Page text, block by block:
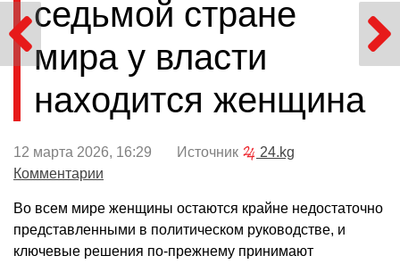
седьмой стране
мира у власти
находится женщина
12 марта 2026, 16:29 Источник
24.kg
Комментарии
Во всем мире женщины остаются крайне недостаточно
представленными в политическом руководстве, и
ключевые решения по‑прежнему принимают